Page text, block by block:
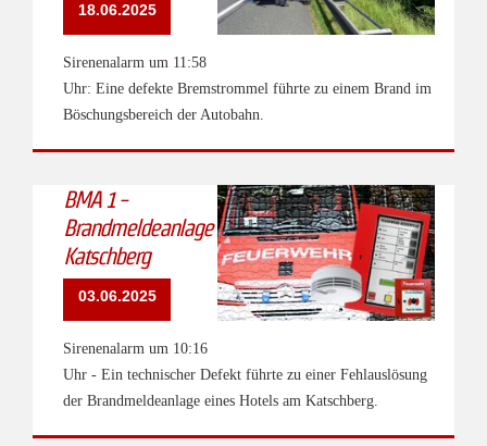
18.06.2025
Sirenenalarm um 11:58
Uhr: Eine defekte Bremstrommel führte zu einem Brand im
Böschungsbereich der Autobahn.
BMA 1 -
Brandmeldeanlage
Katschberg
03.06.2025
Sirenenalarm um 10:16
Uhr - Ein technischer Defekt führte zu einer Fehlauslösung
der Brandmeldeanlage eines Hotels am Katschberg.